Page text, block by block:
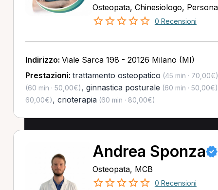
Osteopata, Chinesiologo,
0 Recensioni
Indirizzo: Viale Sarca 198 - 20126 Milano (MI)
Prestazioni: trattamento osteopatico (45 min · 70,00€)
(60 min · 50,00€), ginnastica posturale (60 min · 50,00€)
60,00€), crioterapia(60 min · 80,00€)
Andrea Sponza
Osteopata, MCB
0 Recensioni